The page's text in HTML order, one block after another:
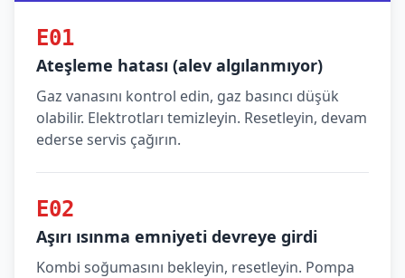
E01
Ateşleme hatası (alev algılanmıyor)
Gaz vanasını kontrol edin, gaz basıncı düşük
olabilir. Elektrotları temizleyin. Resetleyin, devam
ederse servis çağırın.
E02
Aşırı ısınma emniyeti devreye girdi
Kombi soğumasını bekleyin, resetleyin. Pompa